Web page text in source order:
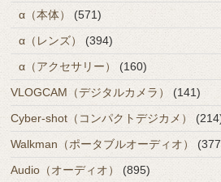
α（本体）
(571)
α（レンズ）
(394)
α（アクセサリー）
(160)
VLOGCAM（デジタルカメラ）
(141)
Cyber-shot（コンパクトデジカメ）
Walkman（ポータブルオーディオ）
Audio（オーディオ）
(895)